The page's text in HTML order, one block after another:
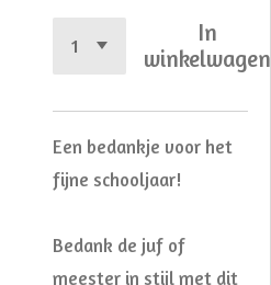
In
winkelwagen
Een bedankje voor het
fijne schooljaar!
Bedank de juf of
meester in stijl met dit